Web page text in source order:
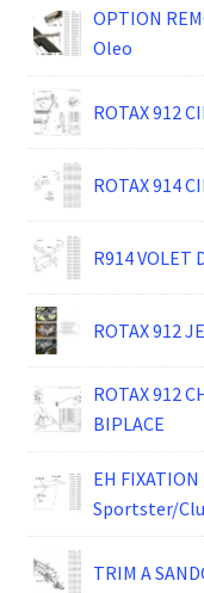
OPTION
Oleo
ROTAX 912
ROTAX 914
R914 VOLET
ROTAX 912
ROTAX 912
BIPLACE
EH FIXATION
Sportster/
TRIM A